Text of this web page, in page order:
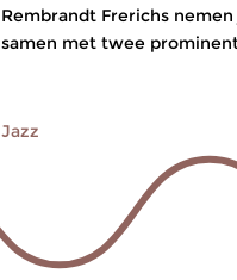
Rembrandt Frerichs nemen
samen met twee
Jazz